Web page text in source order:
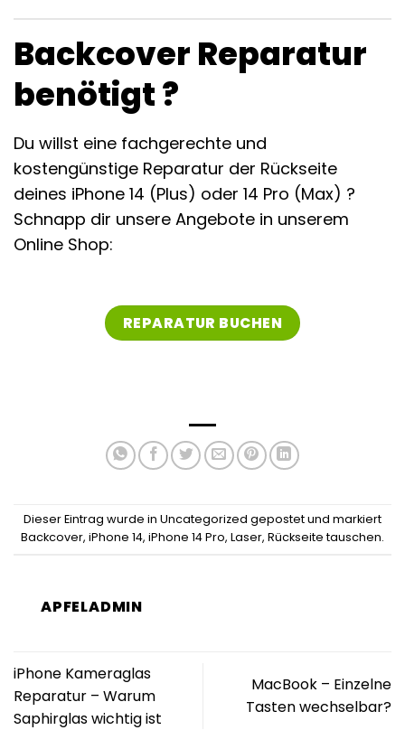
Backcover Reparatur
benötigt ?
Du willst eine fachgerechte und
kostengünstige Reparatur der Rückseite
deines iPhone 14 (Plus) oder 14 Pro (Max) ?
Schnapp dir unsere Angebote in unserem
Online Shop:
REPARATUR BUCHEN
Dieser Eintrag wurde in Uncategorized gepostet und markiert
Backcover, iPhone 14, iPhone 14 Pro, Laser, Rückseite tauschen.
APFELADMIN
iPhone Kameraglas
Reparatur – Warum
Saphirglas wichtig ist
MacBook – Einzelne
Tasten wechselbar?